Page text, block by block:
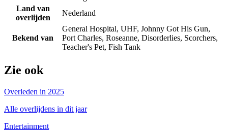
Land van
overlijden
Nederland
Bekend van
General Hospital, UHF, Johnny Got His Gun,
Port Charles, Roseanne, Disorderlies, Scorchers,
Teacher's Pet, Fish Tank
Zie ook
Overleden in 2025
Alle overlijdens in dit jaar
Entertainment